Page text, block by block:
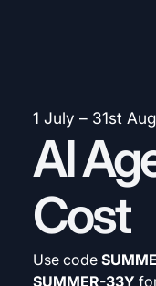
1 July – 31st
AI
Cost
Use code
SUMMER-33Y